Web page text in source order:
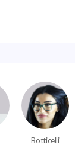
Botticelli